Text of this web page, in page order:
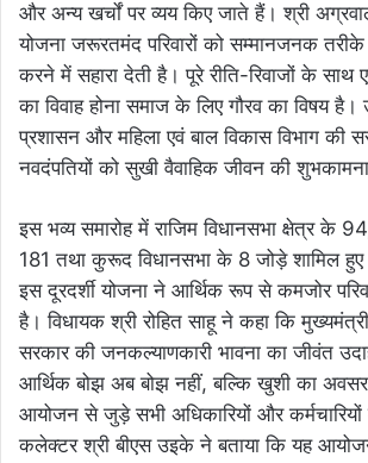
और अन्य खर्चों पर व्यय किए जाते हैं। श्री
योजना जरूरतमंद परिवारों को सम्मानजनक तरीके
करने में सहारा देती है। पूरे रीति-रिवाजों के
का विवाह होना समाज के लिए गौरव का विषय है।
प्रशासन और महिला एवं बाल विकास विभाग की
नवदंपतियों को सुखी वैवाहिक जीवन की
इस भव्य समारोह में राजिम विधानसभा क्षेत्र के
181 तथा कुरूद विधानसभा के 8 जोड़े शामिल
इस दूरदर्शी योजना ने आर्थिक रूप से कमजोर
है। विधायक श्री रोहित साहू ने कहा कि
सरकार की जनकल्याणकारी भावना का जीवंत
आर्थिक बोझ अब बोझ नहीं, बल्कि खुशी का
आयोजन से जुड़े सभी अधिकारियों और कर्मचारियों
कलेक्टर श्री बीएस उइके ने बताया कि यह